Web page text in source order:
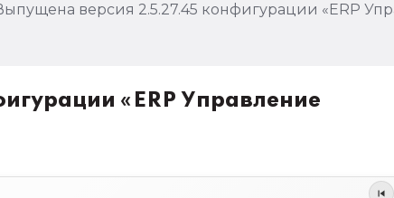
версия 2.5.27.45 конфигурации «ERP
«ERP Управление